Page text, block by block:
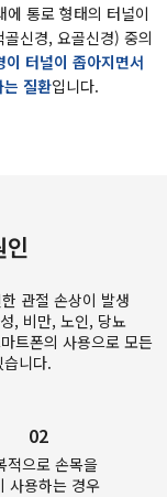
통로 형태의 터널이
신경, 요골신경) 중의
이 터널이 좁아지면서
질환입니다.
인
관절 손상이 발생
, 비만, 노인, 당뇨
트폰의 사용으로 모든
니다.
02
적으로 손목을
사용하는 경우